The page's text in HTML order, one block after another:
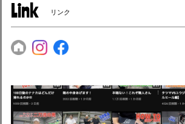
Link リンク